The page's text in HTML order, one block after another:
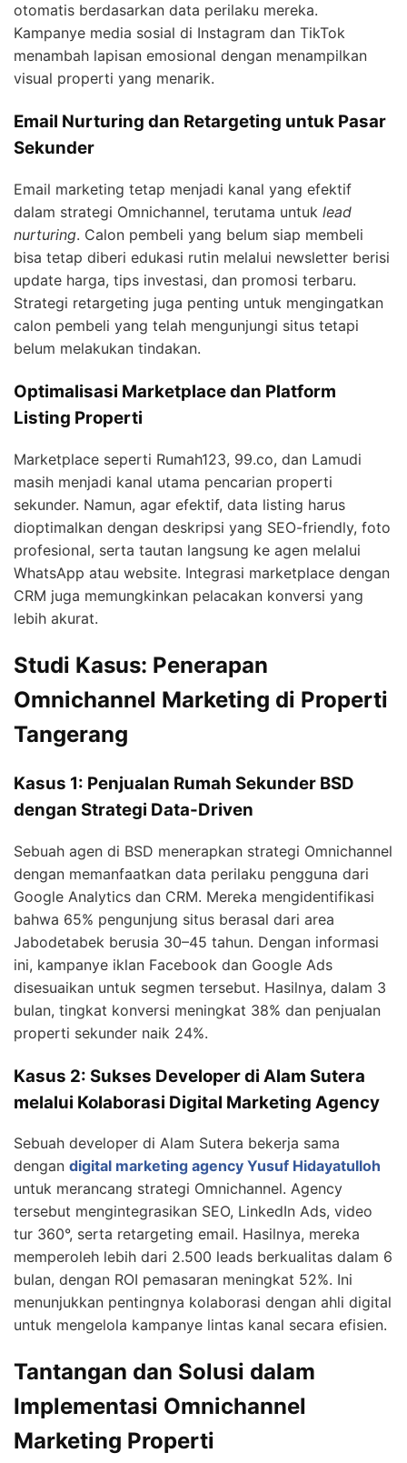
otomatis berdasarkan data perilaku mereka.
Kampanye media sosial di Instagram dan TikTok
menambah lapisan emosional dengan menampilkan
visual properti yang menarik.
Email Nurturing dan Retargeting untuk Pasar
Sekunder
Email marketing tetap menjadi kanal yang efektif
dalam strategi Omnichannel, terutama untuk lead
nurturing. Calon pembeli yang belum siap membeli
bisa tetap diberi edukasi rutin melalui newsletter berisi
update harga, tips investasi, dan promosi terbaru.
Strategi retargeting juga penting untuk mengingatkan
calon pembeli yang telah mengunjungi situs tetapi
belum melakukan tindakan.
Optimalisasi Marketplace dan Platform
Listing Properti
Marketplace seperti Rumah123, 99.co, dan Lamudi
masih menjadi kanal utama pencarian properti
sekunder. Namun, agar efektif, data listing harus
dioptimalkan dengan deskripsi yang SEO-friendly, foto
profesional, serta tautan langsung ke agen melalui
WhatsApp atau website. Integrasi marketplace dengan
CRM juga memungkinkan pelacakan konversi yang
lebih akurat.
Studi Kasus: Penerapan
Omnichannel Marketing di Properti
Tangerang
Kasus 1: Penjualan Rumah Sekunder BSD
dengan Strategi Data-Driven
Sebuah agen di BSD menerapkan strategi Omnichannel
dengan memanfaatkan data perilaku pengguna dari
Google Analytics dan CRM. Mereka mengidentifikasi
bahwa 65% pengunjung situs berasal dari area
Jabodetabek berusia 30–45 tahun. Dengan informasi
ini, kampanye iklan Facebook dan Google Ads
disesuaikan untuk segmen tersebut. Hasilnya, dalam 3
bulan, tingkat konversi meningkat 38% dan penjualan
properti sekunder naik 24%.
Kasus 2: Sukses Developer di Alam Sutera
melalui Kolaborasi Digital Marketing Agency
Sebuah developer di Alam Sutera bekerja sama
dengan digital marketing agency Yusuf Hidayatulloh
untuk merancang strategi Omnichannel. Agency
tersebut mengintegrasikan SEO, LinkedIn Ads, video
tur 360°, serta retargeting email. Hasilnya, mereka
memperoleh lebih dari 2.500 leads berkualitas dalam 6
bulan, dengan ROI pemasaran meningkat 52%. Ini
menunjukkan pentingnya kolaborasi dengan ahli digital
untuk mengelola kampanye lintas kanal secara efisien.
Tantangan dan Solusi dalam
Implementasi Omnichannel
Marketing Properti